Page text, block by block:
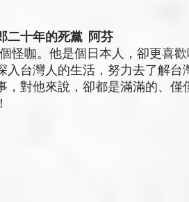
二十年的死黨 阿芬
怪咖。他是個日本人，卻更喜
入台灣人的生活，努力去了解
，對他來說，卻都是滿滿的、